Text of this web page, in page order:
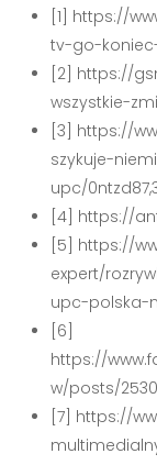
[1] https://
tv-go-
[2] https://
wszystkie-
[3] https://
szykuje-
upc/
[4] https://
[5] https://
expert/
upc-polska-
[6]
https://
w/posts/
[7] https://